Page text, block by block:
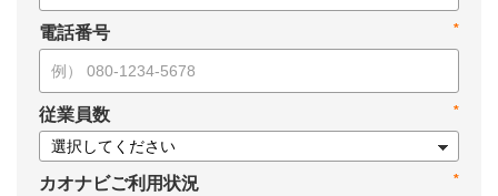
*
電話番号
*
従業員数
*
カオナビご利用状況